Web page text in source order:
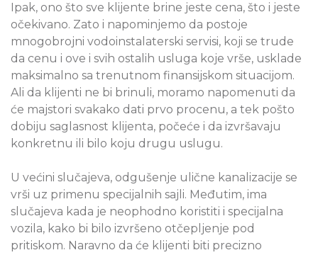
Ipak, ono što sve klijente brine jeste cena, što i jeste
očekivano. Zato i napominjemo da postoje
mnogobrojni vodoinstalaterski servisi, koji se trude
da cenu i ove i svih ostalih usluga koje vrše, usklade
maksimalno sa trenutnom finansijskom situacijom.
Ali da klijenti ne bi brinuli, moramo napomenuti da
će majstori svakako dati prvo procenu, a tek pošto
dobiju saglasnost klijenta, počeće i da izvršavaju
konkretnu ili bilo koju drugu uslugu.
U većini slučajeva, odgušenje ulične kanalizacije se
vrši uz primenu specijalnih sajli. Međutim, ima
slučajeva kada je neophodno koristiti i specijalna
vozila, kako bi bilo izvršeno otčepljenje pod
pritiskom. Naravno da će klijenti biti precizno